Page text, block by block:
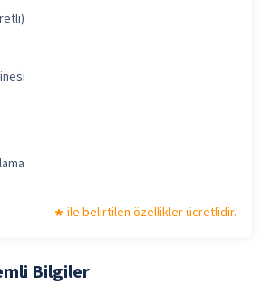
ile belirtilen özellikler ücretlidir.
Bilgiler